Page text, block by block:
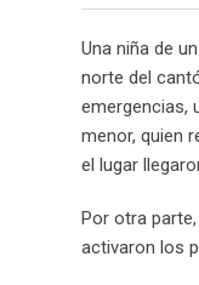
Una niña de
norte del
emergencias,
menor, quien
el lugar
Por otra
activaron los